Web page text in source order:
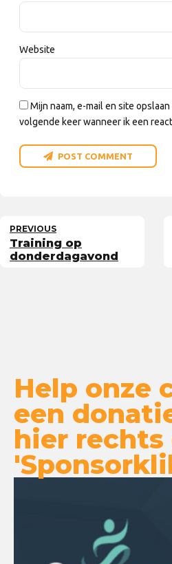
Website
Mijn naam, e-mail en site
volgende keer wanneer ik een
POST COMMENT
PREVIOUS
Training op
donderdagavond
Help onze
een
hier rechts